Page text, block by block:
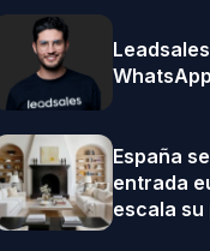
España
entrada
escala su